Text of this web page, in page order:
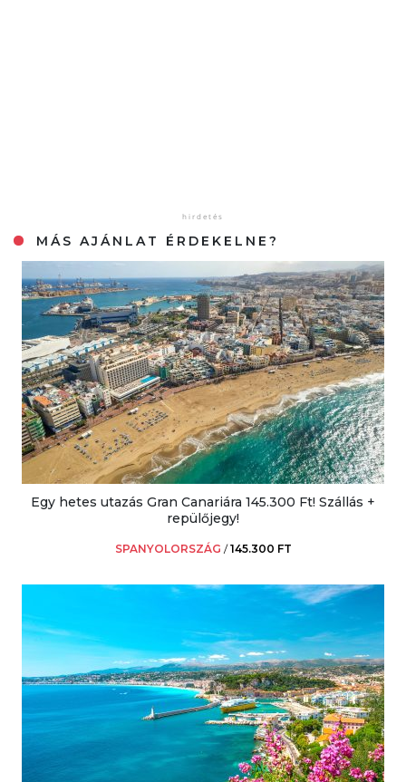
MÁS AJÁNLAT ÉRDEKELNE?
Egy hetes utazás Gran Canariára 145.300 Ft! Szállás +
repülőjegy!
SPANYOLORSZÁG /145.300 FT